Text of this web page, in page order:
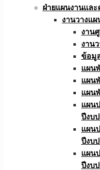
ฝ่ายแผนงานเเล
งานวางแผ
งาน
งาน
ข้อมู
แผน
แผน
แผน
แผน
ปีงบ
แผน
ปีงบ
แผน
ปีงบ